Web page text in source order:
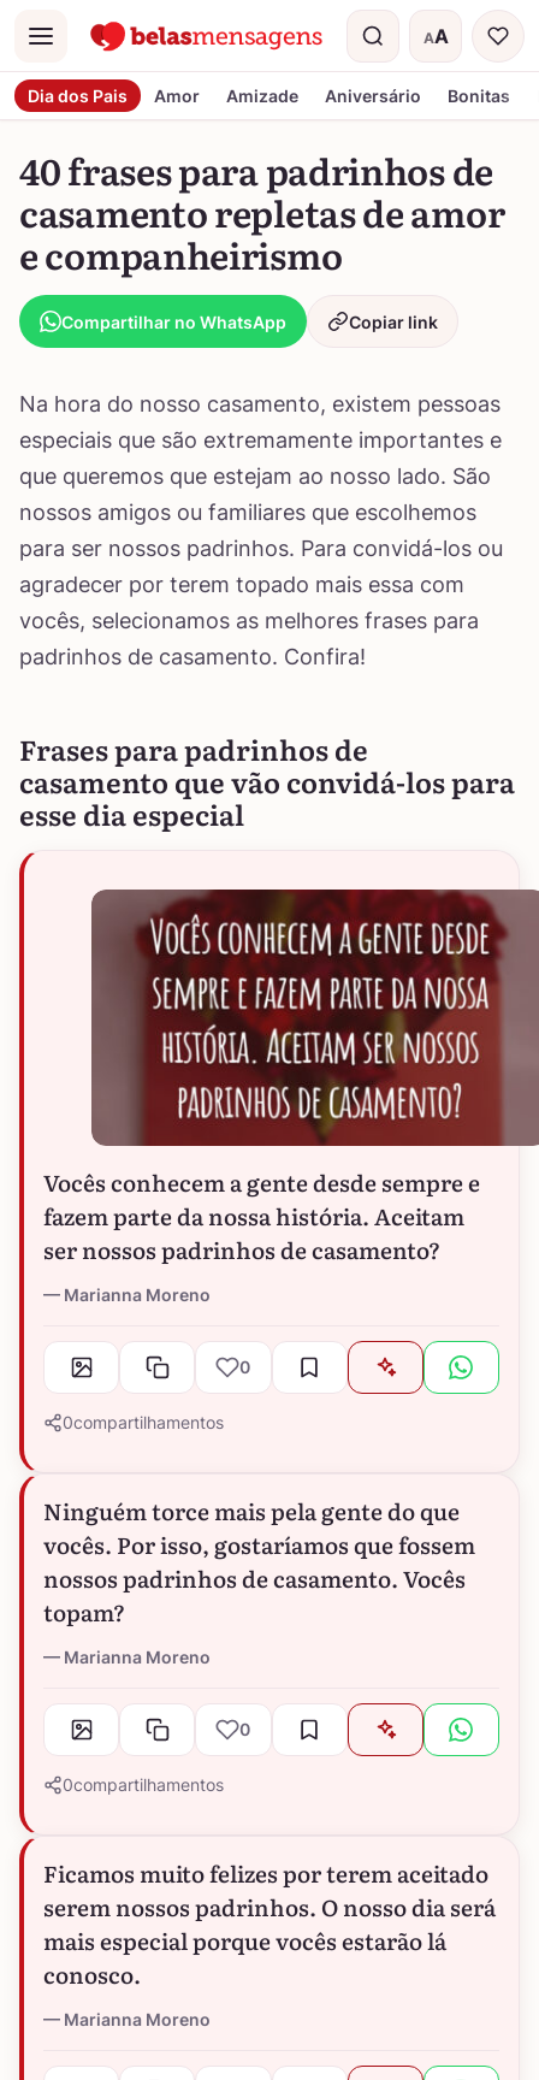
Menu AA
Tamanho do
Dia dos Pais Amor Amizade Aniversário Bonitas
40 frases para padrinhos de
casamento repletas de amor
e companheirismo
Compartilhar no WhatsApp Copiar link
Na hora do nosso casamento, existem pessoas
especiais que são extremamente importantes e
que queremos que estejam ao nosso lado. São
nossos amigos ou familiares que escolhemos
para ser nossos padrinhos. Para convidá-los ou
agradecer por terem topado mais essa com
vocês, selecionamos as melhores frases para
padrinhos de casamento. Confira!
Frases para padrinhos de
casamento que vão convidá-los para
esse dia especial
Vocês conhecem a gente desde sempre e
fazem parte da nossa história. Aceitam
ser nossos padrinhos de casamento?
Marianna Moreno
0
0compartilhamentos
Ninguém torce mais pela gente do que
vocês. Por isso, gostaríamos que fossem
nossos padrinhos de casamento. Vocês
topam?
Marianna Moreno
0
0compartilhamentos
Ficamos muito felizes por terem aceitado
serem nossos padrinhos. O nosso dia será
mais especial porque vocês estarão lá
conosco.
Marianna Moreno